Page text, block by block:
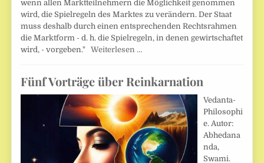
wenn allen Marktteilnehmern die Möglichkeit genommen
wird, die Spielregeln des Marktes zu verändern. Der Staat
muss deshalb durch einen entsprechenden Rechtsrahmen
die Marktform - d. h. die Spielregeln, in denen gewirtschaftet
wird, - vorgeben."Weiterlesen …
Fünf Vorträge über Reinkarnation
Vedanta-
Philosophi
e. Autor:
Abhedana
nda,
Swami.